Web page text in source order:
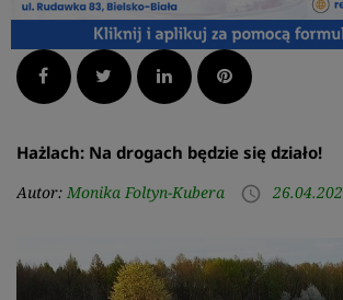
Facebook Twitter LinkedInPinterest
Hażlach: Na drogach będzie się działo!
Autor: Monika Foltyn-Kubera access_time